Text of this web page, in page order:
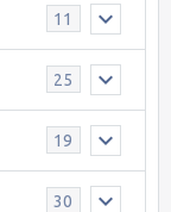
11
25
19
30